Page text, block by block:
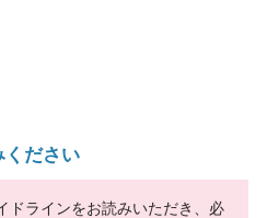
ください
ドラインをお読みいただき、必